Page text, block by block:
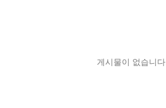
게시물이 없습니다.